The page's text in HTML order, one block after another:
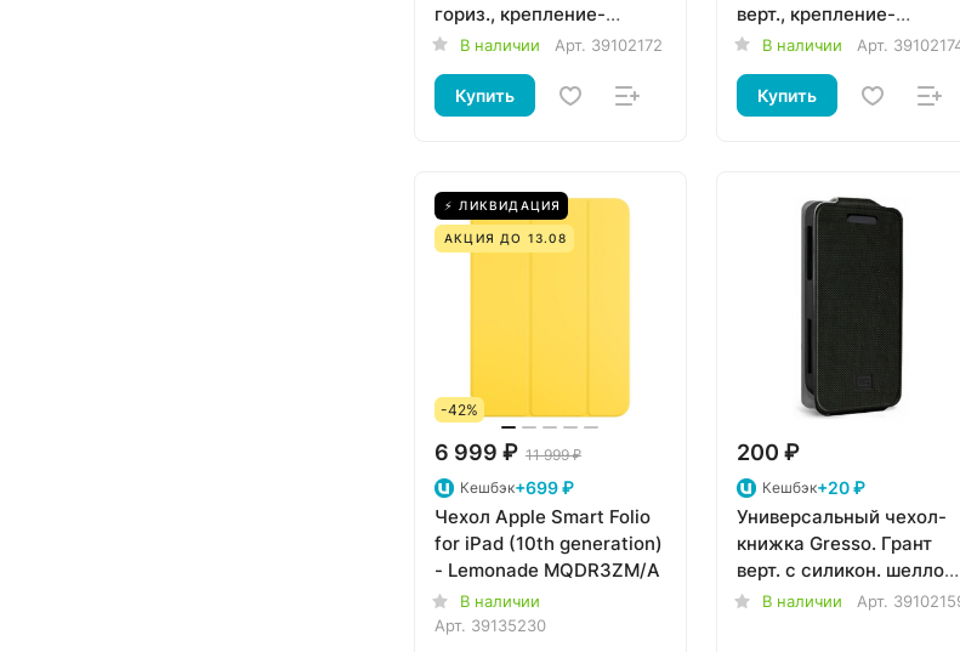
гориз., крепление-
силикон (3,5-4,5")
В наличии Арт. 39102172
Купить
верт., крепление-
силикон (3,5-4,5")
В наличии Арт.
Купить
⚡ ЛИКВИДАЦИЯ
АКЦИЯ ДО 13.08
-42%
6 999 ₽ 11 999 ₽
Кешбэк+699 ₽
Чехол Apple Smart Folio
for iPad (10th generation)
- Lemonade MQDR3ZM/A
В наличии
Арт. 39135230
200 ₽
Кешбэк+20 ₽
Универсальный чехол-
книжка Gresso. Грант
верт. с силикон. шеллом.
(размер 4,5-4,8")
В наличии Арт.